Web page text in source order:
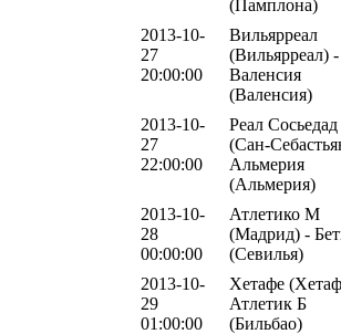
(Памплона)
2013-10-
27
20:00:00
Вильярреал
(Вильярреал) -
Валенсия
(Валенсия)
2013-10-
27
22:00:00
Реал Сосьедад
(Сан-
Альмерия
(Альмерия)
2013-10-
28
00:00:00
Атлетико М
(Мадрид) -
(Севилья)
2013-10-
29
01:00:00
Хетафе
Атлетик Б
(Бильбао)